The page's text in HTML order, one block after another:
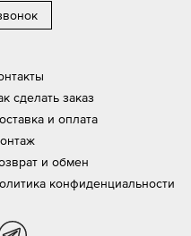
сделать заказ
и оплата
и обмен
конфиденциальности